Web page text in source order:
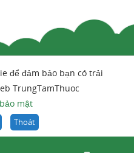
để đảm bảo bạn có trải
TrungTamThuoc
mật
Thoát